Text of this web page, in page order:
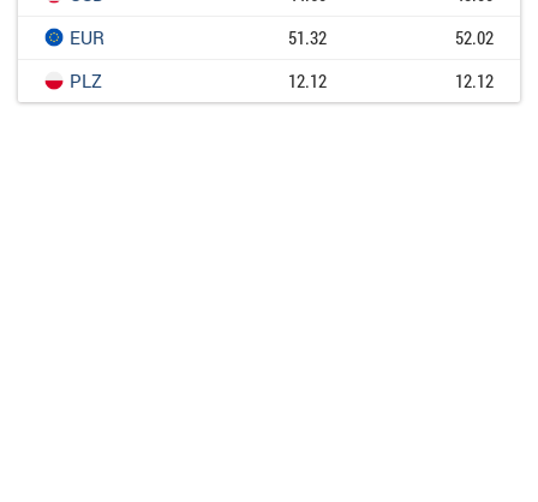
EUR
51.32
52.02
PLZ
12.12 12.12